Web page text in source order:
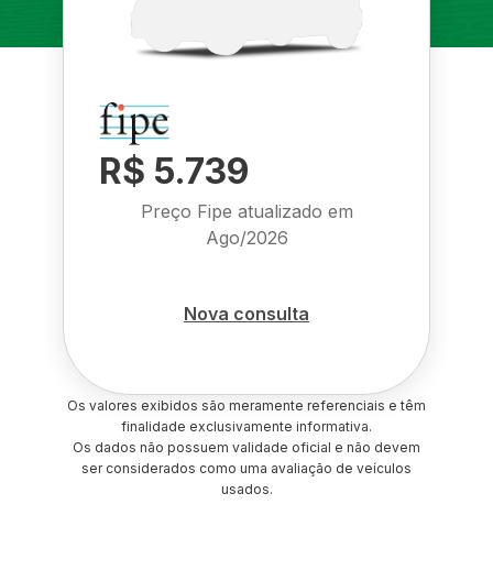
R$ 5.739
Preço Fipe atualizado em
Ago/2026
Nova consulta
Os valores exibidos são meramente referenciais e têm
finalidade exclusivamente informativa.
Os dados não possuem validade oficial e não devem
ser considerados como uma avaliação de veículos
usados.